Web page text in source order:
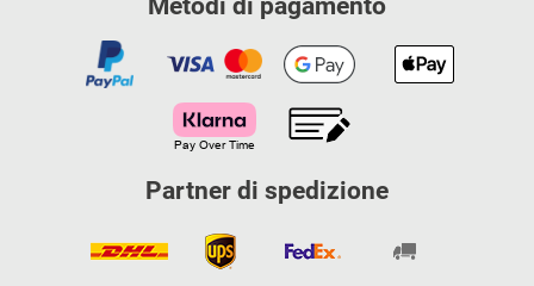
Partner di spedizione